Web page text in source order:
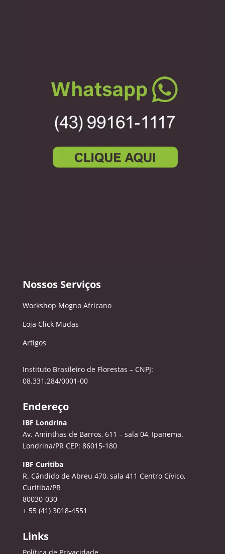
Nossos Serviços
Workshop Mogno Africano
Loja Click Mudas
Artigos
Instituto Brasileiro de Florestas – CNPJ:
08.331.284/0001-00
Endereço
IBF Londrina
Av. Aminthas de Barros, 611 – sala 04, Ipanema.
Londrina/PR CEP: 86015-180
IBF Curitiba
R. Cândido de Abreu 470, sala 411 Centro Cívico,
Curitiba/PR
80030-030
+ 55 (41) 3018-4551
Links